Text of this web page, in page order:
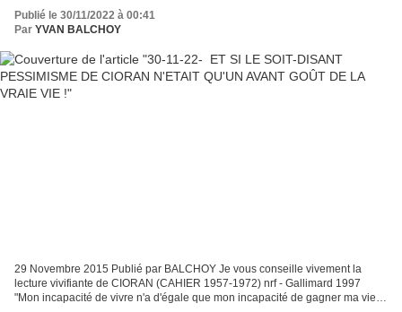
Publié le 30/11/2022 à 00:41
Par YVAN BALCHOY
29 Novembre 2015 Publié par BALCHOY Je vous conseille vivement la
lecture vivifiante de CIORAN (CAHIER 1957-1972) nrf - Gallimard 1997
"Mon incapacité de vivre n'a d'égale que mon incapacité de gagner ma vie.